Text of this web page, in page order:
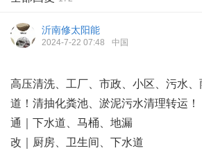
沂南修太阳能
2024-7-22 07:48 中国
高压清洗、工厂、市政、小区、污水
道！清抽化粪池、淤泥污水清理转运！
通｜下水道、马桶、地漏
改｜厨房、卫生间、下水道